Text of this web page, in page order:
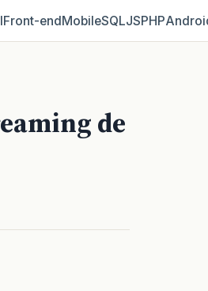
Front‑endMobileSQLJSPHP
de